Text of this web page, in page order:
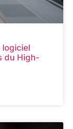
logiciel
du High-